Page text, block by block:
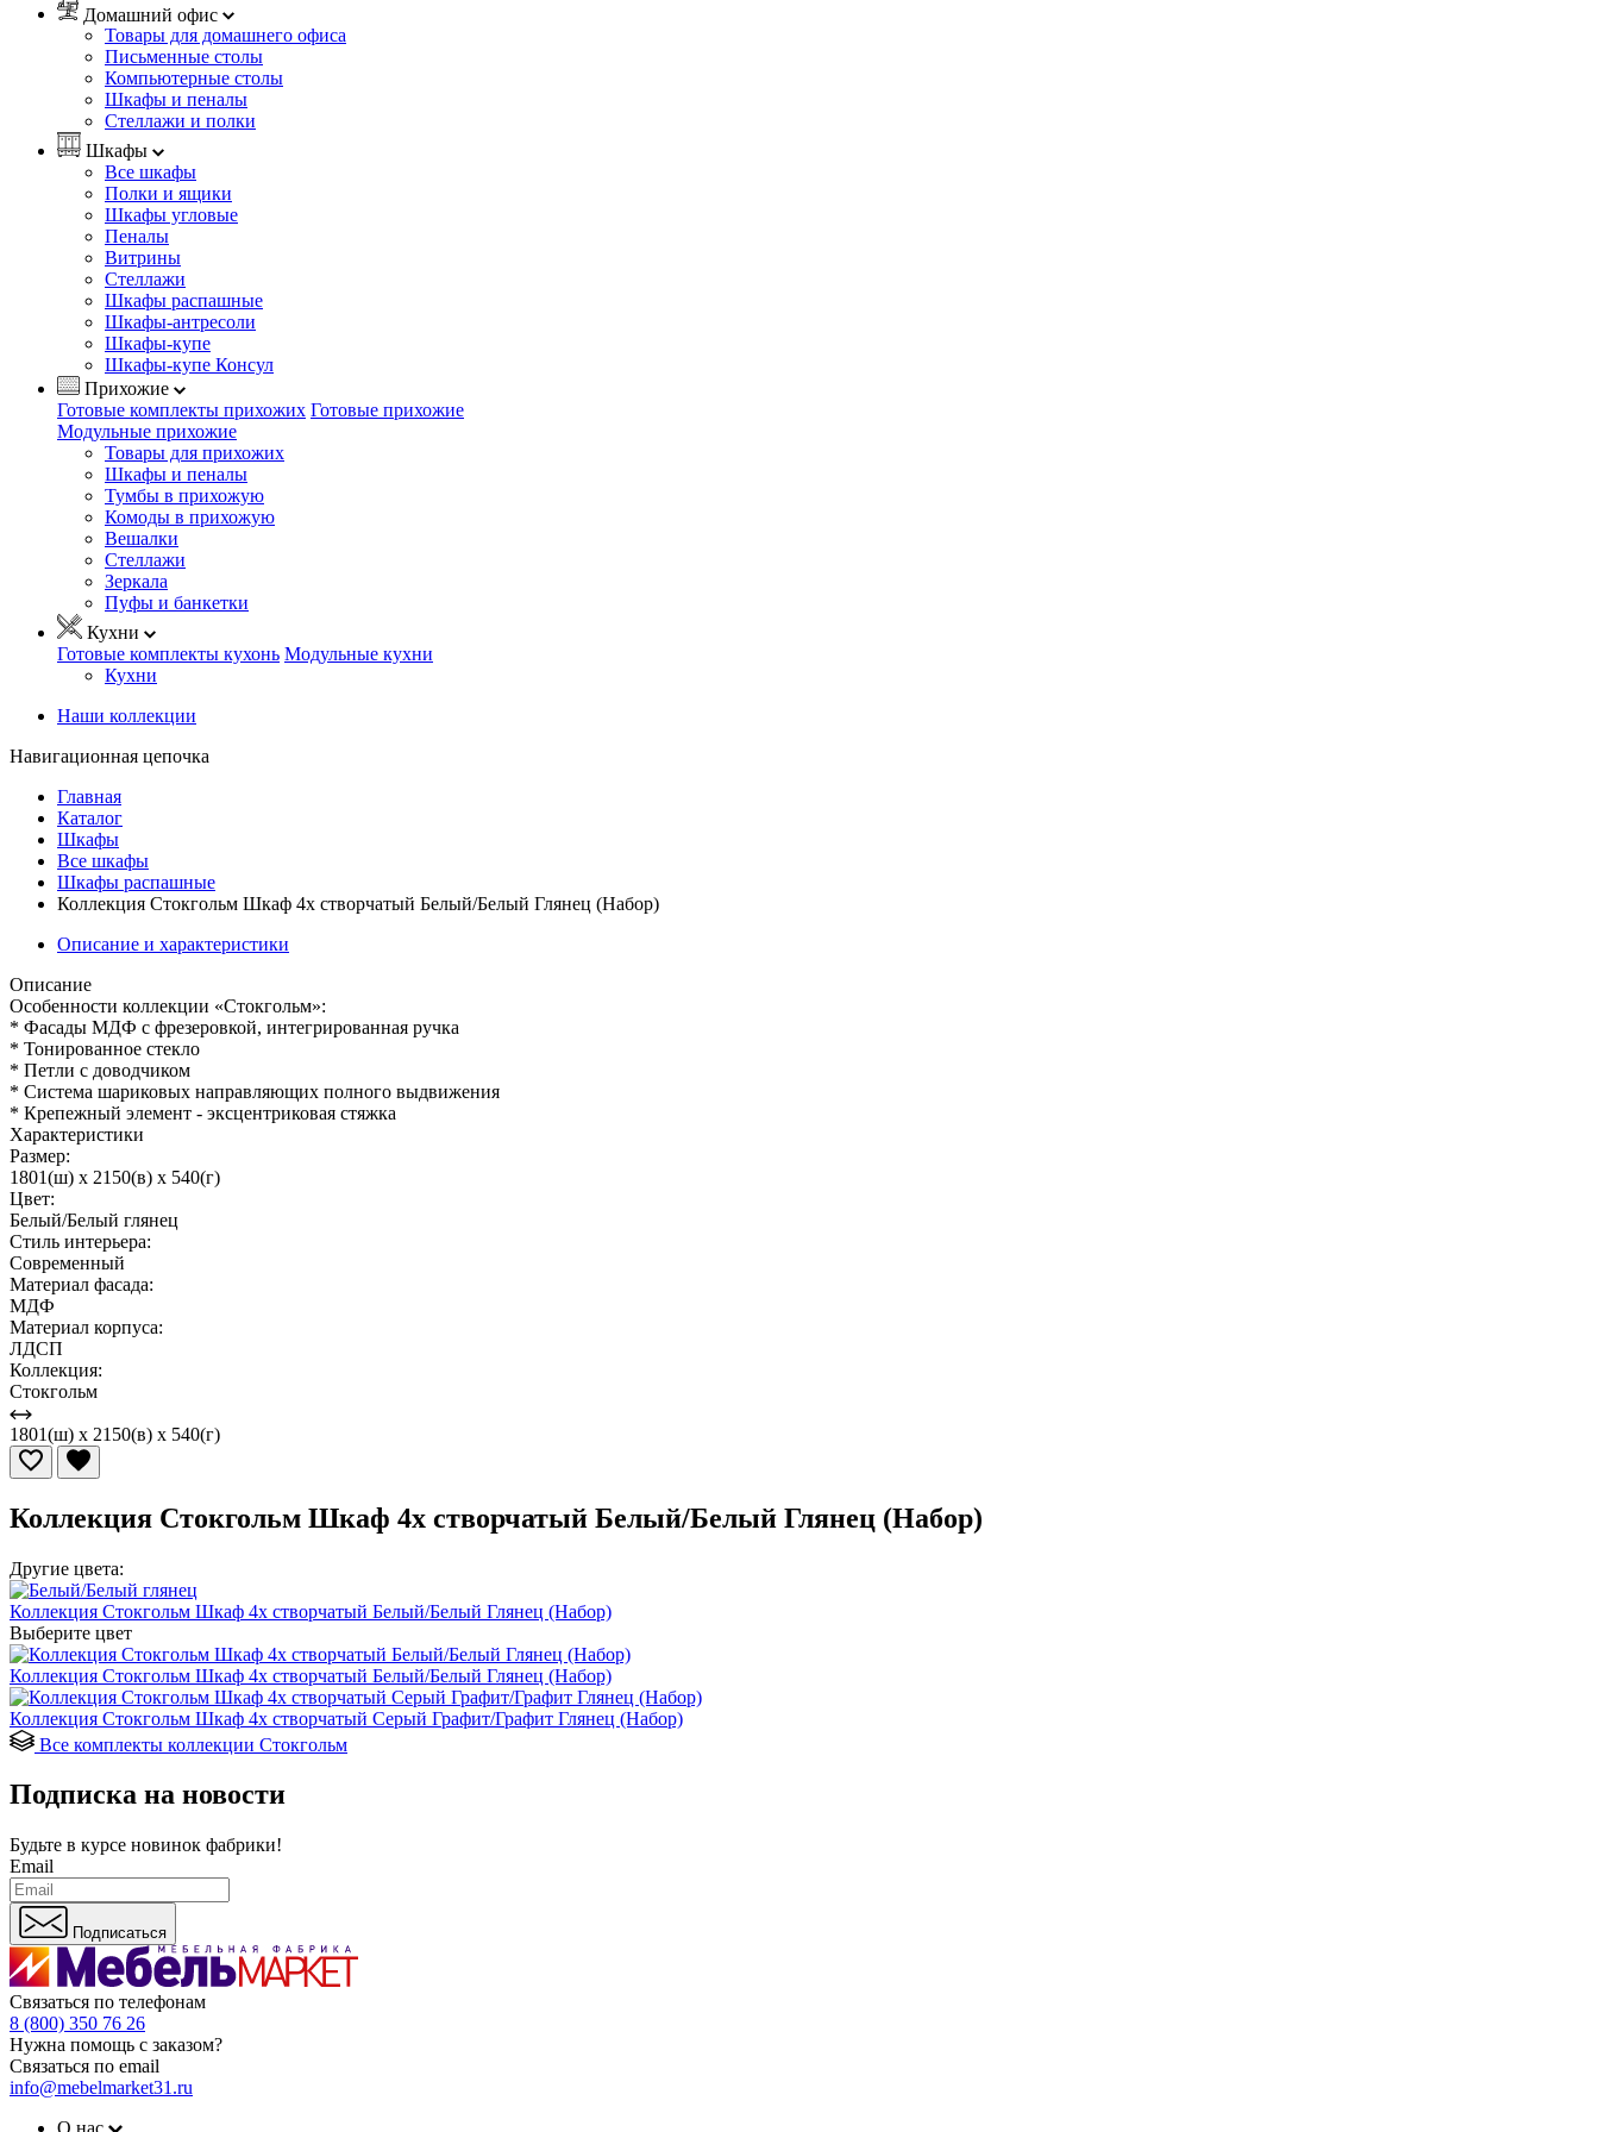
Домашний офис
Товары для домашнего офиса
Письменные столы
Компьютерные столы
Шкафы и пеналы
Стеллажи и полки
Шкафы
Все шкафы
Полки и ящики
Шкафы угловые
Пеналы
Витрины
Стеллажи
Шкафы распашные
Шкафы-антресоли
Шкафы-купе
Шкафы-купе Консул
Прихожие
Готовые комплекты прихожих Готовые прихожие
Модульные прихожие
Товары для прихожих
Шкафы и пеналы
Тумбы в прихожую
Комоды в прихожую
Вешалки
Стеллажи
Зеркала
Пуфы и банкетки
Кухни
Готовые комплекты кухонь Модульные кухни
Кухни
Наши коллекции
Навигационная цепочка
Главная
Каталог
Шкафы
Все шкафы
Шкафы распашные
Коллекция Стокгольм Шкаф 4х створчатый Белый/Белый Глянец (Набор)
Описание и характеристики
Описание
Особенности коллекции «Стокгольм»:
* Фасады МДФ с фрезеровкой, интегрированная ручка
* Тонированное стекло
* Петли с доводчиком
* Система шариковых направляющих полного выдвижения
* Крепежный элемент - эксцентриковая стяжка
Характеристики
Размер:
1801(ш) x 2150(в) x 540(г)
Цвет:
Белый/Белый глянец
Стиль интерьера:
Современный
Материал фасада:
МДФ
Материал корпуса:
ЛДСП
Коллекция:
Стокгольм
1801(ш) x 2150(в) x 540(г)
Коллекция Стокгольм Шкаф 4х створчатый Белый/Белый Глянец (Набор)
Другие цвета:
Коллекция Стокгольм Шкаф 4х створчатый Белый/Белый Глянец (Набор)
Выберите цвет
Коллекция Стокгольм Шкаф 4х створчатый Белый/Белый Глянец (Набор)
Коллекция Стокгольм Шкаф 4х створчатый Серый Графит/Графит Глянец (Набор)
Все комплекты коллекции Стокгольм
Подписка на новости
Будьте в курсе новинок фабрики!
Email
Подписаться
Связаться по телефонам
8 (800) 350 76 26
Нужна помощь с заказом?
Связаться по email
info@mebelmarket31.ru